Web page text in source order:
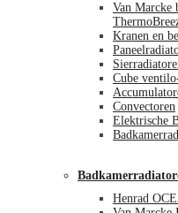
Van Marcke
Kranen en
Cube
Convectoren
Elektrische
Henrad